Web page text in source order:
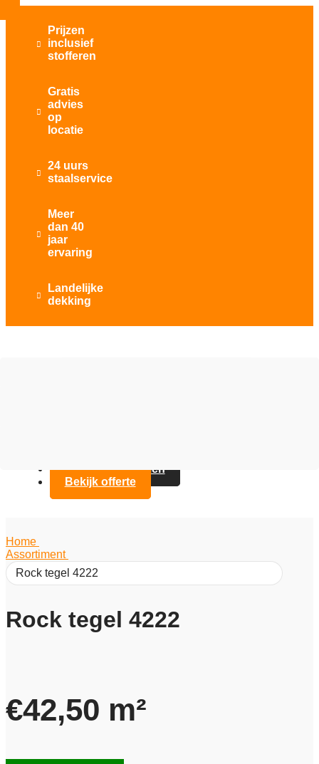

Prijzen
inclusief
stofferen

Gratis
advies
op
locatie

24 uurs
staalservice

Meer
dan 40
jaar
ervaring

Landelijke
dekking
Contact opnemen
Bekijk offerte
Home
Assortiment
Rock tegel 4222
Rock tegel 4222
€42,50 m²